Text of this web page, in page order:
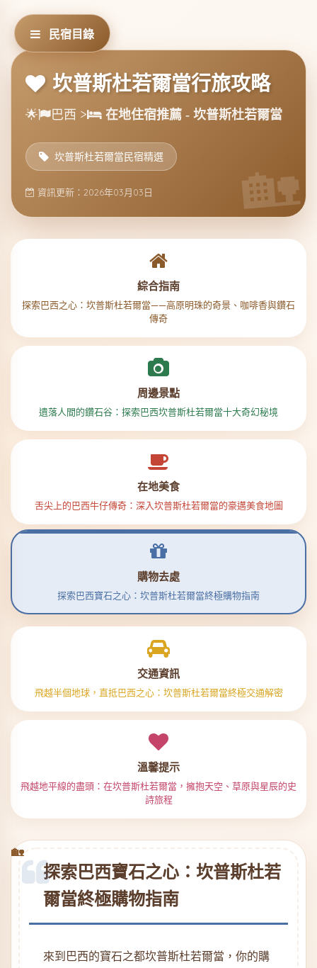
民宿目錄
坎普斯杜若爾當行旅攻略
🌟 巴西 > 在地住宿推薦 - 坎普斯杜若爾當
坎普斯杜若爾當民宿精選
資訊更新：2026年03月03日
綜合指南
探索巴西之心：坎普斯杜若爾當——高原明珠的奇景、咖啡香與鑽石
傳奇
周邊景點
遺落人間的鑽石谷：探索巴西坎普斯杜若爾當十大奇幻秘境
在地美食
舌尖上的巴西牛仔傳奇：深入坎普斯杜若爾當的豪邁美食地圖
購物去處
探索巴西寶石之心：坎普斯杜若爾當終極購物指南
交通資訊
飛越半個地球，直抵巴西之心：坎普斯杜若爾當終極交通解密
溫馨提示
飛越地平線的盡頭：在坎普斯杜若爾當，擁抱天空、草原與星辰的史
詩旅程
探索巴西寶石之心：坎普斯杜若
爾當終極購物指南
來到巴西的寶石之都坎普斯杜若爾當，你的購